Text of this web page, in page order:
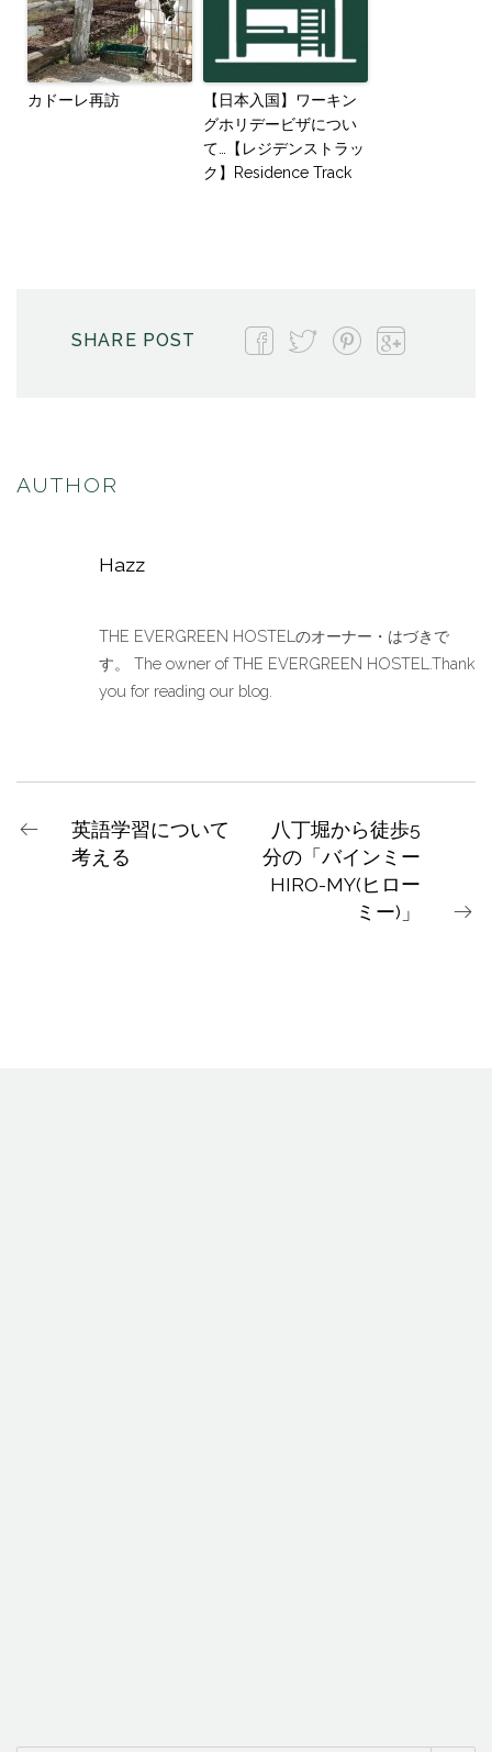
カドーレ再訪
【日本入国】ワーキン
グホリデービザについ
て…【レジデンストラッ
ク】Residence Track
SHARE POST
AUTHOR
Hazz
THE EVERGREEN HOSTELのオーナー・はづきで
す。 The owner of THE EVERGREEN HOSTEL.Thank
you for reading our blog.
英語学習について
考える
八丁堀から徒歩5
分の「バインミー
HIRO-MY(ヒロー
ミー)」